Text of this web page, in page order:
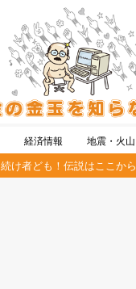
経済情報 地震・火
続け者ども！伝説はここか